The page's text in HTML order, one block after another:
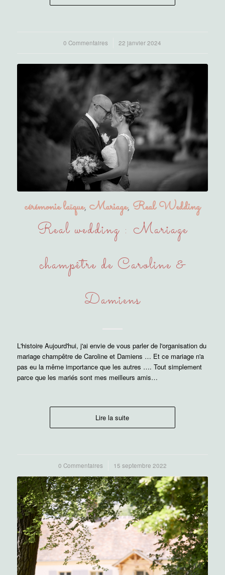
0 Commentaires
/ 22 janvier 2024
cérémonie laïque,Mariage, Real Wedding
Real wedding : Mariage
champêtre de Caroline &
Damiens
L'histoire Aujourd'hui, j'ai envie de vous parler de l'organisation du
mariage champêtre de Caroline et Damiens … Et ce mariage n'a
pas eu la même importance que les autres …. Tout simplement
parce que les mariés sont mes meilleurs amis…
Lire la suite
0 Commentaires
/ 15 septembre 2022